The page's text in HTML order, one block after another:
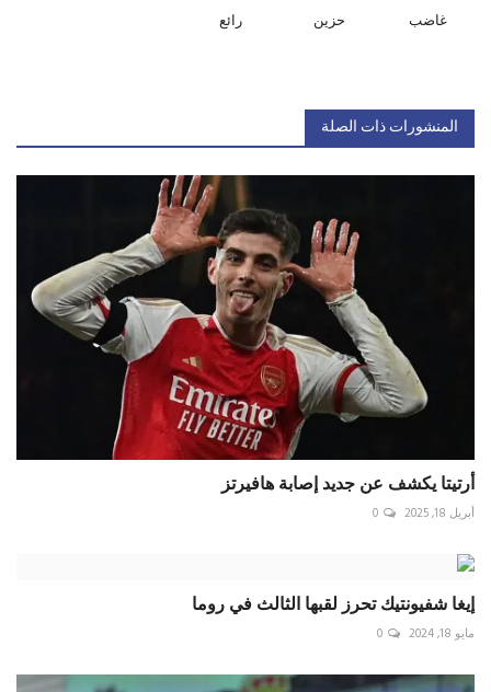
غاضب حزين رائع
المنشورات ذات الصلة
أرتيتا يكشف عن جديد إصابة هافيرتز
أبريل 18, 2025 0
إيغا شفيونتيك تحرز لقبها الثالث في روما
مايو 18, 2024 0